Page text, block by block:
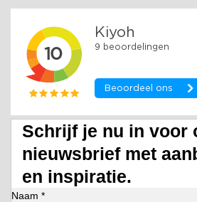
Schrijf je nu in voor
nieuwsbrief met
en inspiratie.
Naam *